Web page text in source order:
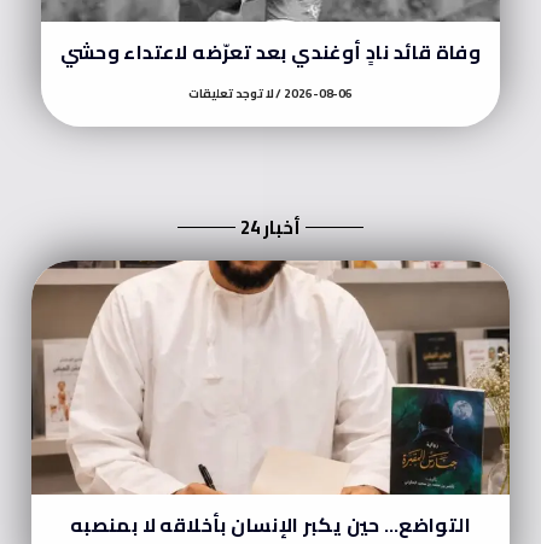
وفاة قائد نادٍ أوغندي بعد تعرّضه لاعتداء وحشي
2026-08-06 لا توجد تعليقات
أخبار 24
التواضع… حين يكبر الإنسان بأخلاقه لا بمنصبه